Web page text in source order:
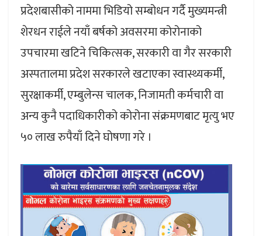
प्रदेशबासीको नाममा भिडियो सम्बोधन गर्दै मुख्यमन्त्री
शेरधन राईले नयाँ बर्षको अवसरमा कोरोनाको
उपचारमा खटिने चिकित्सक, सरकारी वा गैर सरकारी
अस्पतालमा प्रदेश सरकारले खटाएका स्वास्थ्यकर्मी,
सुरक्षाकर्मी, एम्बुलेन्स चालक, निजामती कर्मचारी वा
अन्य कुनै पदाधिकारीको कोरोना संक्रमणबाट मृत्यु भए
५० लाख रुपैयाँ दिने घोषणा गरे ।